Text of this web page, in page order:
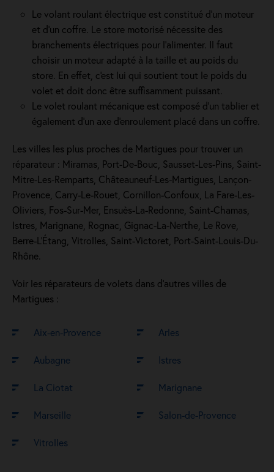
Le volant roulant électrique est constitué d’un moteur
et d’un coffre. Le store motorisé nécessite des
branchements électriques pour l'alimenter. Il faut
choisir un moteur adapté à la taille et au poids du
store. En effet, c'est lui qui soutient tout le poids du
volet et doit donc être suffisamment puissant.
Le volet roulant mécanique est composé d'un tablier et
également d'un axe d'enroulement placé dans un coffre.
Les villes les plus proches de Martigues pour trouver un
réparateur : Miramas, Port-De-Bouc, Sausset-Les-Pins, Saint-
Mitre-Les-Remparts, Châteauneuf-Les-Martigues, Lançon-
Provence, Carry-Le-Rouet, Cornillon-Confoux, La Fare-Les-
Oliviers, Fos-Sur-Mer, Ensuès-La-Redonne, Saint-Chamas,
Istres, Marignane, Rognac, Gignac-La-Nerthe, Le Rove,
Berre-L'Étang, Vitrolles, Saint-Victoret, Port-Saint-Louis-Du-
Rhône.
Voir les réparateurs de volets dans d’autres villes de
Martigues :
Aix-en-Provence Arles
Aubagne Istres
La Ciotat Marignane
Marseille Salon-de-Provence
Vitrolles